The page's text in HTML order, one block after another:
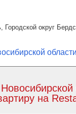
Городской округ
области
на